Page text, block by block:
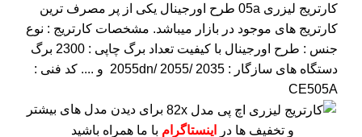
کارتریج لیزری 05a طرح اورجینال یکی از پر مصرف ترین
کارتریج های موجود در بازار میباشد. مشخصات کارتریج : نوع
جنس : طرح اورجینال با کیفیت تعداد برگ چاپی : 2300 برگ
دستگاه های سازگار : 2055dn/ 2055/ 2035 و ....
کد فنی :
CE505A
برای دیدن مدل های بیشتر
و تخفیف ها در
اینستاگرام با ما همراه باشید